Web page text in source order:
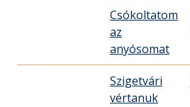
Csókoltatom
az
anyósomat
Szigetvári
vértanuk